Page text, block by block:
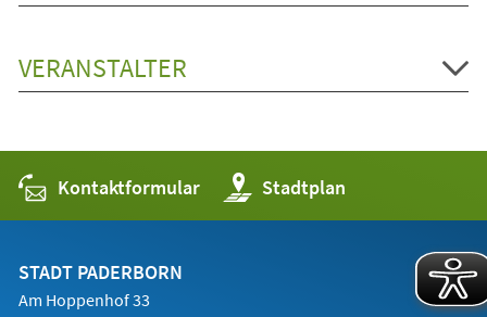
VERANSTALTER
Kontaktformular Stadtplan
(Öffnet
in
einem
STADT PADERBORN
Am Hoppenhof 33